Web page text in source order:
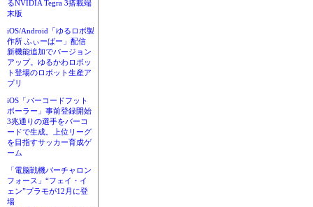
るNVIDIA Tegra 3搭載端
末版
iOS/Android「ゆるロボ製
作所 ふぃーばー」配信
新機能追加でバージョン
アップ。ゆるかわロボッ
ト登場のロボット生産ア
プリ
iOS「バーコードフット
ボーラー」事前登録開始
3兆通りの選手をバーコ
ードで生成。上位リーグ
を目指すサッカー育成ゲ
ーム
「電脳戦機バーチャロン
フォース」“フェイ・イ
ェン”プラモが12月に登
場